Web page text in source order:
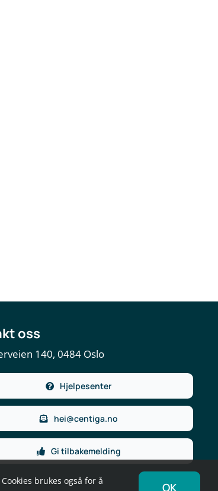
oss
140, 0484 Oslo
Hjelpesenter
hei@centiga.no
Gi tilbakemelding
brukes også for å
OK